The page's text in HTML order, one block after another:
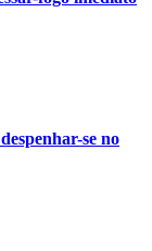
se no